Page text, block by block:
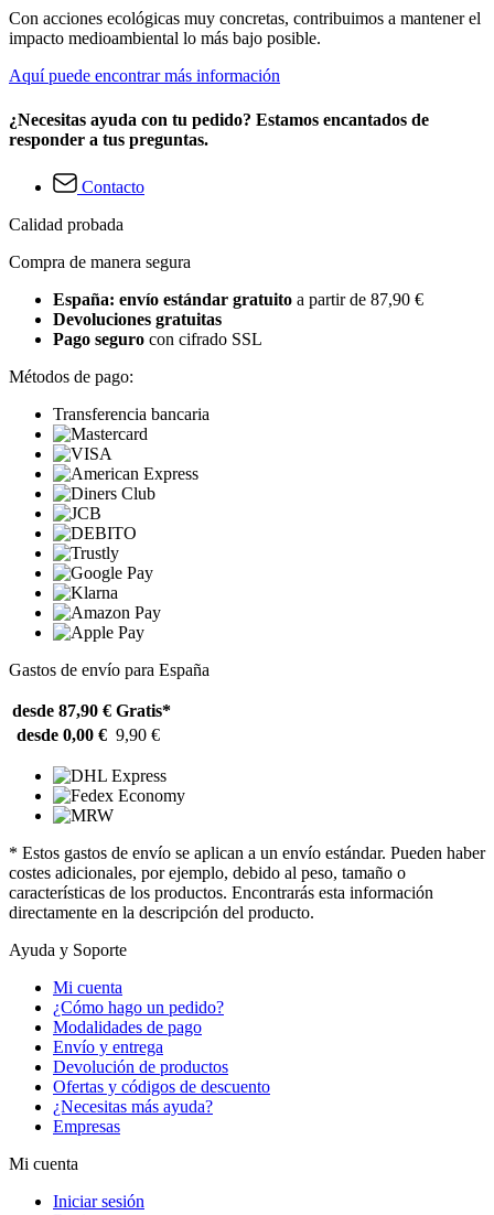
Con acciones ecológicas muy concretas, contribuimos a mantener el
impacto medioambiental lo más bajo posible.
Aquí puede encontrar más información
¿Necesitas ayuda con tu pedido? Estamos encantados de
responder a tus preguntas.
Contacto
Calidad probada
Compra de manera segura
España: envío estándar gratuito a partir de 87,90 €
Devoluciones gratuitas
Pago seguro con cifrado SSL
Métodos de pago:
Transferencia bancaria
Gastos de envío para España
desde 87,90 € Gratis*
desde 0,00 € 9,90 €
* Estos gastos de envío se aplican a un envío estándar. Pueden haber
costes adicionales, por ejemplo, debido al peso, tamaño o
características de los productos. Encontrarás esta información
directamente en la descripción del producto.
Ayuda y Soporte
Mi cuenta
¿Cómo hago un pedido?
Modalidades de pago
Envío y entrega
Devolución de productos
Ofertas y códigos de descuento
¿Necesitas más ayuda?
Empresas
Mi cuenta
Iniciar sesión